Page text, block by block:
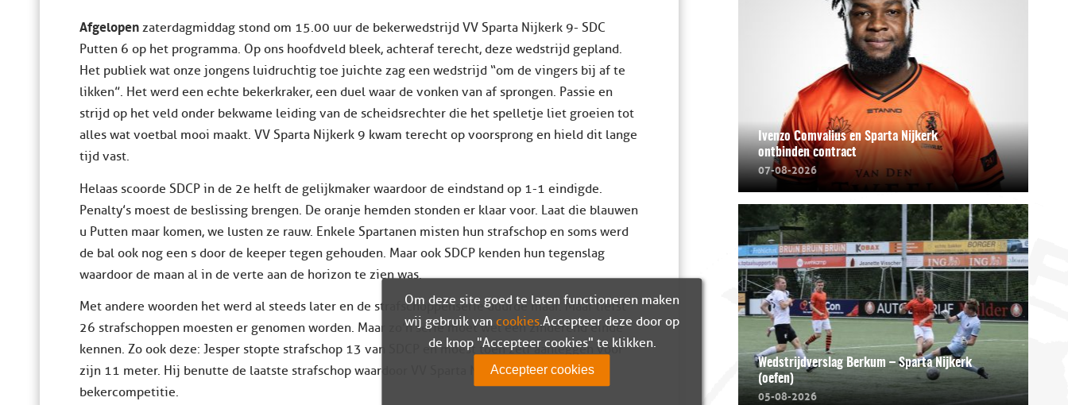
Afgelopen zaterdagmiddag stond om 15.00 uur de bekerwedstrijd VV Sparta Nijkerk 9- SDC
Putten 6 op het programma. Op ons hoofdveld bleek, achteraf terecht, deze wedstrijd gepland.
Het publiek wat onze jongens luidruchtig toe juichte zag een wedstrijd “om de vingers bij af te
likken”. Het werd een echte bekerkraker, een duel waar de vonken van af sprongen. Passie en
strijd op het veld onder bekwame leiding van de scheidsrechter die het spelletje liet groeien tot
alles wat voetbal mooi maakt. VV Sparta Nijkerk 9 kwam terecht op voorsprong en hield dit lange
tijd vast.
Helaas scoorde SDCP in de 2e helft de gelijkmaker waardoor de eindstand op 1-1 eindigde.
Penalty’s moest de beslissing brengen. De oranje hemden stonden er klaar voor. Laat die blauwen
u Putten maar komen, we lusten ze rauw. Enkele Spartanen misten hun strafschop en soms werd
de bal ook nog een s door de keeper tegen gehouden. Maar ook SDCP kenden hun tegenslag
waardoor de maan al in de verte aan de horizon te zien was.
Met andere woorden het werd al steeds later en de strafschoppenserie duurde maar. Maar liefst
26 strafschoppen moesten er genomen worden. Maar zo’n serie moet wel een zinderend einde
kennen. Zo ook deze: Jesper stopte strafschop 13 van SDCP en moest toen zelf aanleggen voor
zijn 11 meter. Hij benutte de laatste strafschop waardoor VV Sparta Nijkerk 9 doorgaat in de
bekercompetitie.
Ivenzo Comvalius en Sparta Nijkerk
ontbinden contract
07-08-2026
Wedstrijdverslag Berkum – Sparta Nijkerk
(oefen)
05-08-2026
Om deze site goed te laten functioneren maken
wij gebruik van cookies. Accepteer deze door op
de knop "Accepteer cookies" te klikken.
Accepteer cookies